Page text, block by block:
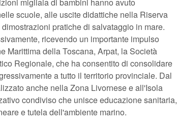
scuole, alle uscite didattiche nella Riserva
pratiche di salvataggio in mare.
ricevendo un importante impulso
Marittima della Toscana, Arpat, la Società
Regionale, che ha consentito di consolidare
a tutto il territorio provinciale. Dal
anche nella Zona Livornese e all'Isola
condiviso che unisce educazione sanitaria,
e tutela dell'ambiente marino.